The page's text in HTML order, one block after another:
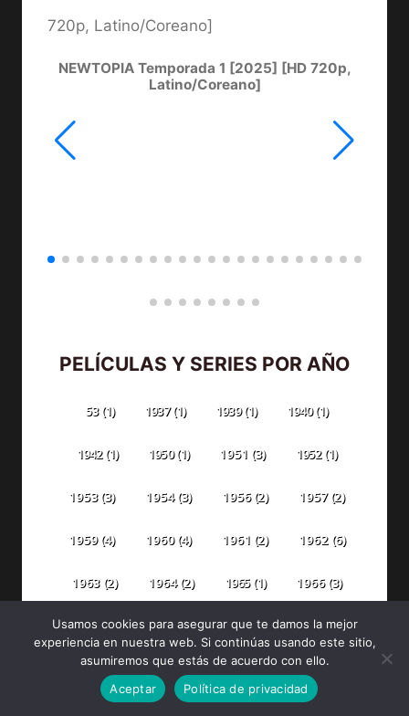
NEWTOPIA Temporada 1 [2025] [HD 720p,
Latino/Coreano]
PELÍCULAS Y SERIES POR AÑO
53(1) 1937(1) 1939(1) 1940(1)
1942(1) 1950(1) 1951 (3) 1952(1)
1953(3) 1954(3) 1956(2) 1957(2)
1959(4) 1960(4) 1961 (2) 1962(6)
1963 (2) 1964(2) 1965(1) 1966(3)
1967 (1) 1968(2) 1969(3) 1971 (4)
1973(6) 1974 (3) 1975(1) 1976(2)
Usamos cookies para asegurar que te damos la mejor
experiencia en nuestra web. Si continúas usando este sitio,
asumiremos que estás de acuerdo con ello.
Aceptar
Política de privacidad